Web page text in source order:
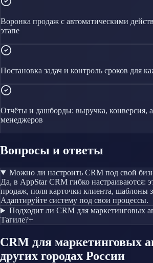
Воронка продаж с автоматическими
этапе
Постановка задач и контроль сроков для
Отчёты и дашборды: выручка, конверсия,
менеджеров
Вопросы и ответы
Можно ли настроить CRM под свой
Да, в AppStar CRM гибко настраиваются:
продаж, поля карточки клиента, шаблоны
Адаптируйте систему под свои процессы.
Подходит ли CRM для маркетинговых
Тагиле?+
CRM для маркетинговых
других городах России